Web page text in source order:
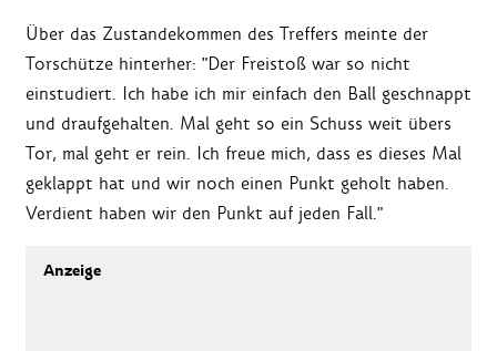
Über das Zustandekommen des Treffers meinte der
Torschütze hinterher: "Der Freistoß war so nicht
einstudiert. Ich habe ich mir einfach den Ball geschnappt
und draufgehalten. Mal geht so ein Schuss weit übers
Tor, mal geht er rein. Ich freue mich, dass es dieses Mal
geklappt hat und wir noch einen Punkt geholt haben.
Verdient haben wir den Punkt auf jeden Fall."